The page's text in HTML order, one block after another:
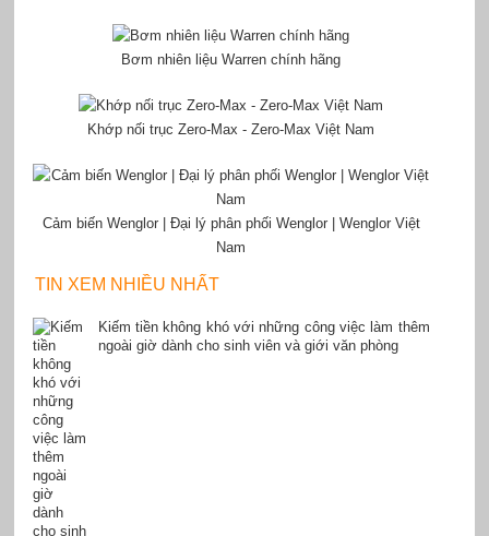
Bơm nhiên liệu Warren chính hãng
Khớp nối trục Zero-Max - Zero-Max Việt Nam
Cảm biến Wenglor | Đại lý phân phối Wenglor | Wenglor Việt
Nam
TIN XEM NHIỀU NHẤT
Kiếm tiền không khó với những công việc làm thêm
ngoài giờ dành cho sinh viên và giới văn phòng